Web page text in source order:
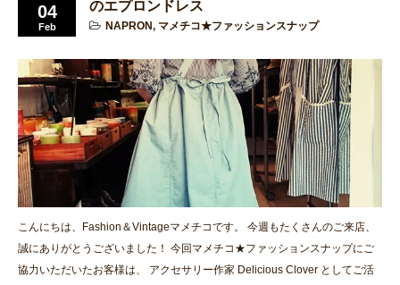
04
Feb
のエプロンドレス
NAPRON, マメチコ★ファッションスナップ
こんにちは、Fashion＆Vintageマメチコです。 今週もたくさんのご来店、
誠にありがとうございました！ 今回マメチコ★ファッションスナップにご
協力いただいたお客様は、 アクセサリー作家 Delicious Clover としてご活